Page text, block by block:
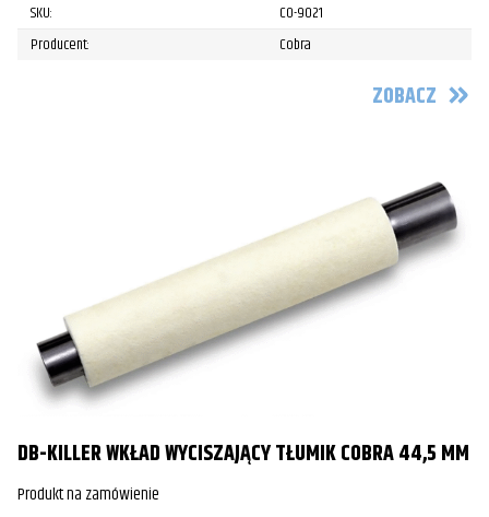
SKU:
CO-9021
Producent:
Cobra
ZOBACZ
DB-KILLER WKŁAD WYCISZAJĄCY TŁUMIK COBRA 44,5 MM
Produkt na zamówienie